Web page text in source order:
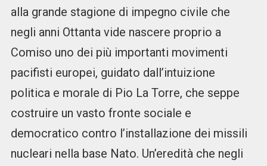
alla grande stagione di impegno civile che
negli anni Ottanta vide nascere proprio a
Comiso uno dei più importanti movimenti
pacifisti europei, guidato dall’intuizione
politica e morale di Pio La Torre, che seppe
costruire un vasto fronte sociale e
democratico contro l’installazione dei missili
nucleari nella base Nato. Un’eredità che negli